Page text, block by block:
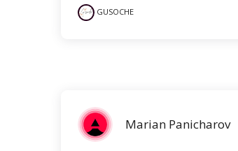
GUSOCHE
Marian Panicharov